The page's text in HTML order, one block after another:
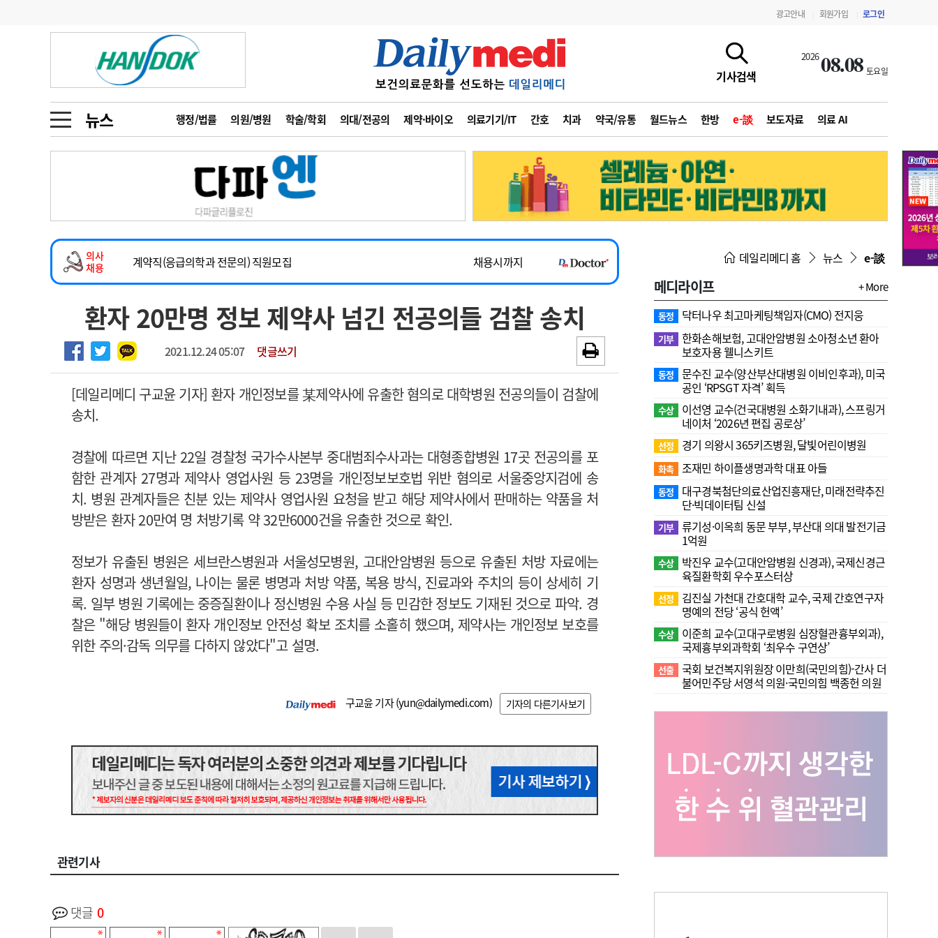
광고안내 회원가입 로그인
기사검색
202608.08 토요일
뉴스 행정/법률 의원/병원 학술/학회 의대/전공의 제약·바이오 의료기기/IT 간호 치과 약국/유통 월드뉴스 한방 e-談 보도자료 의료 AI
금주의 검색어
1
의사인력 수급 추계
2
성분명 처방
3
AI의료
4
전공의 모집 결과
6
관리급여 실시
지필공 지원책
수련환경 개선
의과대학 입시
인사 사고
오피니언 수첩
인물 초대석 피플
동영상뉴스
포토뉴스
메디 Hospital 지역병원 중소병원
인포메이션 행정처분 판례 정책/통계 공시 지침·기준·평가 약제급여 심사 결과
고객센터 회사소개 법적고지 광고안내
의사
채용
2026년 하반기 인턴 모집
~2026-08-31
마취통증의학과 임기제 임상의사 채용
채용시까지
계약직(응급의학과 전문의) 직원모집
채용시까지
하반기 전공의(레지던트1년차) 모집
~2026-08-15
2026년 하반기 인턴 모집
~2026-08-31
마취통증의학과 임기제 임상의사 채용
환자 20만명 정보 제약사 넘긴 전공의들 검찰 송치
2021.12.24 05:07 댓글쓰기
[데일리메디 구교윤 기자] 환자 개인정보를 某제약사에 유출한 혐의로 대학병원 전공의들이 검찰에
송치.
경찰에 따르면 지난 22일 경찰청 국가수사본부 중대범죄수사과는 대형종합병원 17곳 전공의를 포
함한 관계자 27명과 제약사 영업사원 등 23명을 개인정보보호법 위반 혐의로 서울중앙지검에 송
치. 병원 관계자들은 친분 있는 제약사 영업사원 요청을 받고 해당 제약사에서 판매하는 약품을 처
방받은 환자 20만여 명 처방기록 약 32만6000건을 유출한 것으로 확인.
정보가 유출된 병원은 세브란스병원과 서울성모병원, 고대안암병원 등으로 유출된 처방 자료에는
환자 성명과 생년월일, 나이는 물론 병명과 처방 약품, 복용 방식, 진료과와 주치의 등이 상세히 기
록. 일부 병원 기록에는 중증질환이나 정신병원 수용 사실 등 민감한 정보도 기재된 것으로 파악. 경
찰은 "해당 병원들이 환자 개인정보 안전성 확보 조치를 소홀히 했으며, 제약사는 개인정보 보호를
위한 주의·감독 의무를 다하지 않았다"고 설명.
구교윤 기자 (yun@dailymedi.com) 기자의 다른기사보기
관련기사
댓글 0
데일리메디 홈 뉴스 e-談
메디라이프 + More
동정 닥터나우 최고마케팅책임자(CMO) 전지웅
기부 한화손해보험, 고대안암병원 소아청소년 환아
보호자용 웰니스키트
동정
문수진 교수( 양산부산대병원 이비인후과), 미국
공인 ‘RPSGT 자격’ 획득
수상
이선영 교수(건국대병원 소화기내과), 스프링거
네이처 ‘2026년 편집 공로상’
선정 경기 의왕시 365키즈병원, 달빛어린이병원
화촉 조재민 하이플생명과학 대표 아들
동정
대구경북첨단의료산업진흥재단, 미래전략추진
단·빅데이터팀 신설
기부 류기성·이옥희 동문 부부, 부산대 의대 발전기금
1억원
수상
박진우 교수(고대안암병원 신경과), 국제신경근
육질환학회 우수포스터상
선정
김진실 가천대 간호대학 교수, 국제 간호연구자
명예의 전당 ‘공식 헌액’
수상
이준희 교수(고대구로병원 심장혈관흉부외과),
국제흉부외과학회 ‘최우수 구연상’
선출 국회 보건복지위원장 이만희(국민의힘)-간사 더
불어민주당 서영석 의원·국민의힘 백종헌 의원